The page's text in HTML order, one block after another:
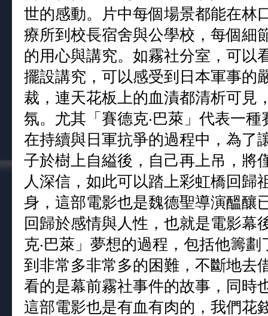
世的感動。片中每個場景都能在林
療所到校長宿舍與公學校，每個細
的用心與講究。如霧社分室，可以
擺設講究，可以感受到日本軍事的
裁，連天花板上的血漬都清析可見
氛。尤其「賽德克‧巴萊」代表一
在持續與日軍抗爭的過程中，為了
子於樹上自縊後，自己再上吊，將
人深信，如此可以踏上彩虹橋回歸
身，這部電影也是魏德聖導演醞釀
回歸於感情與人性，也就是電影幕
克‧巴萊」夢想的過程，包括他籌
到非常多非常多的困難，不斷地去
看的是幕前霧社事件的故事，同時
這部電影也是有血有肉的，我們花